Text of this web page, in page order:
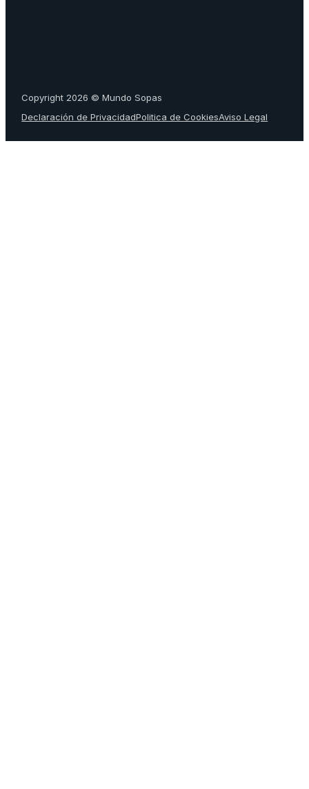
Copyright 2026 © Mundo Sopas
Declaración de PrivacidadPolitica de CookiesAviso Legal